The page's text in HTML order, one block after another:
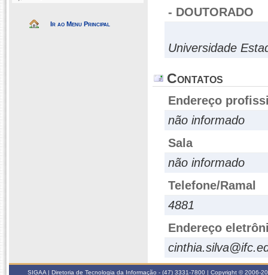
Ir ao Menu Principal
- DOUTORADO
Universidade
Contatos
Endereço
não informado
Sala
não informado
Telefone/Ramal
4881
Endereço
SIGAA | Diretoria de Tecnologia da Informação - (47) 3331-7800 | Copyright © 2006-